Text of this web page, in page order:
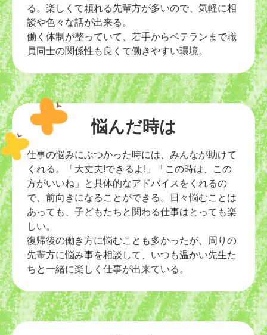
る。楽しくて頼れる先輩方が多いので、気軽に相
談や色々な話が出来る。
働く体制が整っていて、若手からベテランまで職
員同士の関係性も良くて働きやすい環境。
悩んだ時は
仕事の悩みにぶつかった時には、みんなが助けて
くれる。「大丈夫!できるよ!」「この時は、この
方がいいね」と具体的なアドバイスをくれるの
で、前向きになることができる。日々悩むことは
あっても、子どもたちと関わる仕事はとっても楽
しい。
復帰後の働き方に悩むことも多かったが、周りの
先輩方に悩み事を相談して、いつも温かい先生た
ちと一緒に楽しく仕事が出来ている。